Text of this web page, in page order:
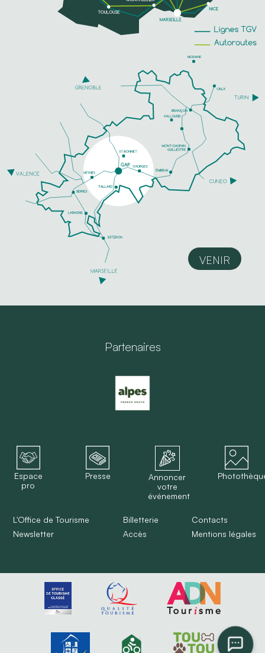
VENIR
Partenaires
Espace
pro
Presse
Annoncer
votre
événement
L'Office de Tourisme
Newsletter
Billetterie
Accès
Contacts
Mentions légales